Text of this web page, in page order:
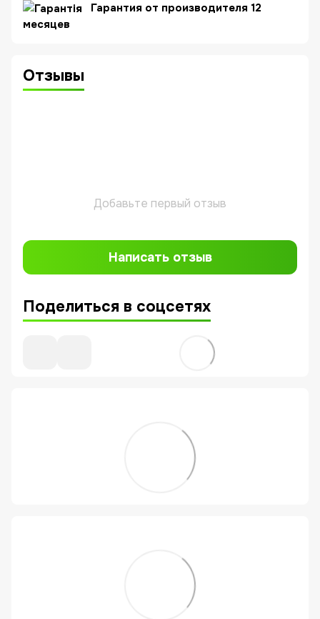
Гарантия от производителя 12
месяцев
Отзывы
Добавьте первый отзыв
Написать отзыв
Поделиться в соцсетях